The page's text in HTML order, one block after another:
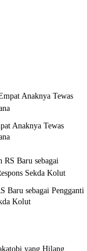
Anaknya Tewas
Baru sebagai Pengganti
Kolut